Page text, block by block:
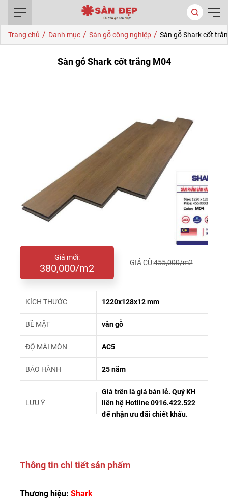
Trang chủ / Danh mục / Sàn gỗ công nghiệp / Sàn gỗ Shark cốt
Sàn gỗ Shark cốt trắng M04
Giá mới:
380,000/m2 GIÁ CŨ:455,000/m2
KÍCH THƯỚC 1220x128x12 mm
BỀ MẶT vân gỗ
ĐỘ MÀI MÒN AC5
BẢO HÀNH 25 năm
LƯU Ý
Giá trên là giá bán lẻ. Quý KH
liên hệ Hotline 0916.422.522
để nhận ưu đãi chiết khấu.
Thông tin chi tiết sản phẩm
Thương hiệu: Shark